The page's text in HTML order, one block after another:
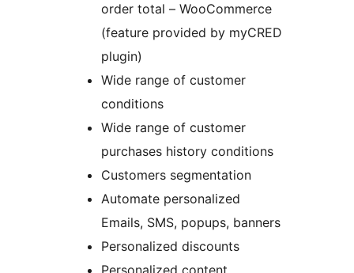
order total – WooCommerce
(feature provided by myCRED
plugin)
Wide range of customer
conditions
Wide range of customer
purchases history conditions
Customers segmentation
Automate personalized
Emails, SMS, popups, banners
Personalized discounts